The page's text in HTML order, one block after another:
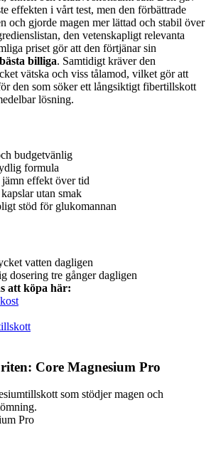
effekten i vårt test, men den förbättrade
och gjorde magen mer lättad och stabil över
den vetenskapligt relevanta
priset gör att den förtjänar sin
bästa billiga. Samtidigt kräver den
vätska och viss tålamod, vilket gör att
den som söker ett långsiktigt fibertillskott
lösning.
budgetvänlig
formula
jämn effekt över tid
utan smak
stöd för glukomannan
vatten dagligen
dosering tre gånger dagligen
att köpa här:
Core Magnesium Pro
som stödjer magen och